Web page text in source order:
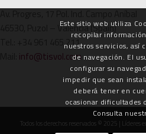
46530, Puzol – Valencia (Spain)
Tel.: +34 961 465 211
info@tisvol.com
Todos los derechos reservados © 2025 | Líderes
Este sitio web utiliza
recopilar
nuestros servicios, así
de navegación. El
configurar su
impedir que sean
deberá tener en
ocasionar dificultades
Consulta